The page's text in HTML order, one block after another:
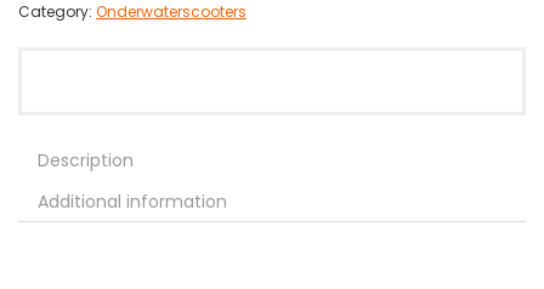
Category: Onderwaterscooters
Description
Additional information